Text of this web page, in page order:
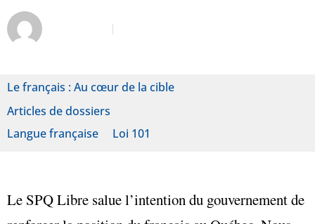
Le français : Au cœur de la cible
Articles de dossiers
Langue française
Loi 101
Le SPQ Libre salue l’intention du gouvernement de